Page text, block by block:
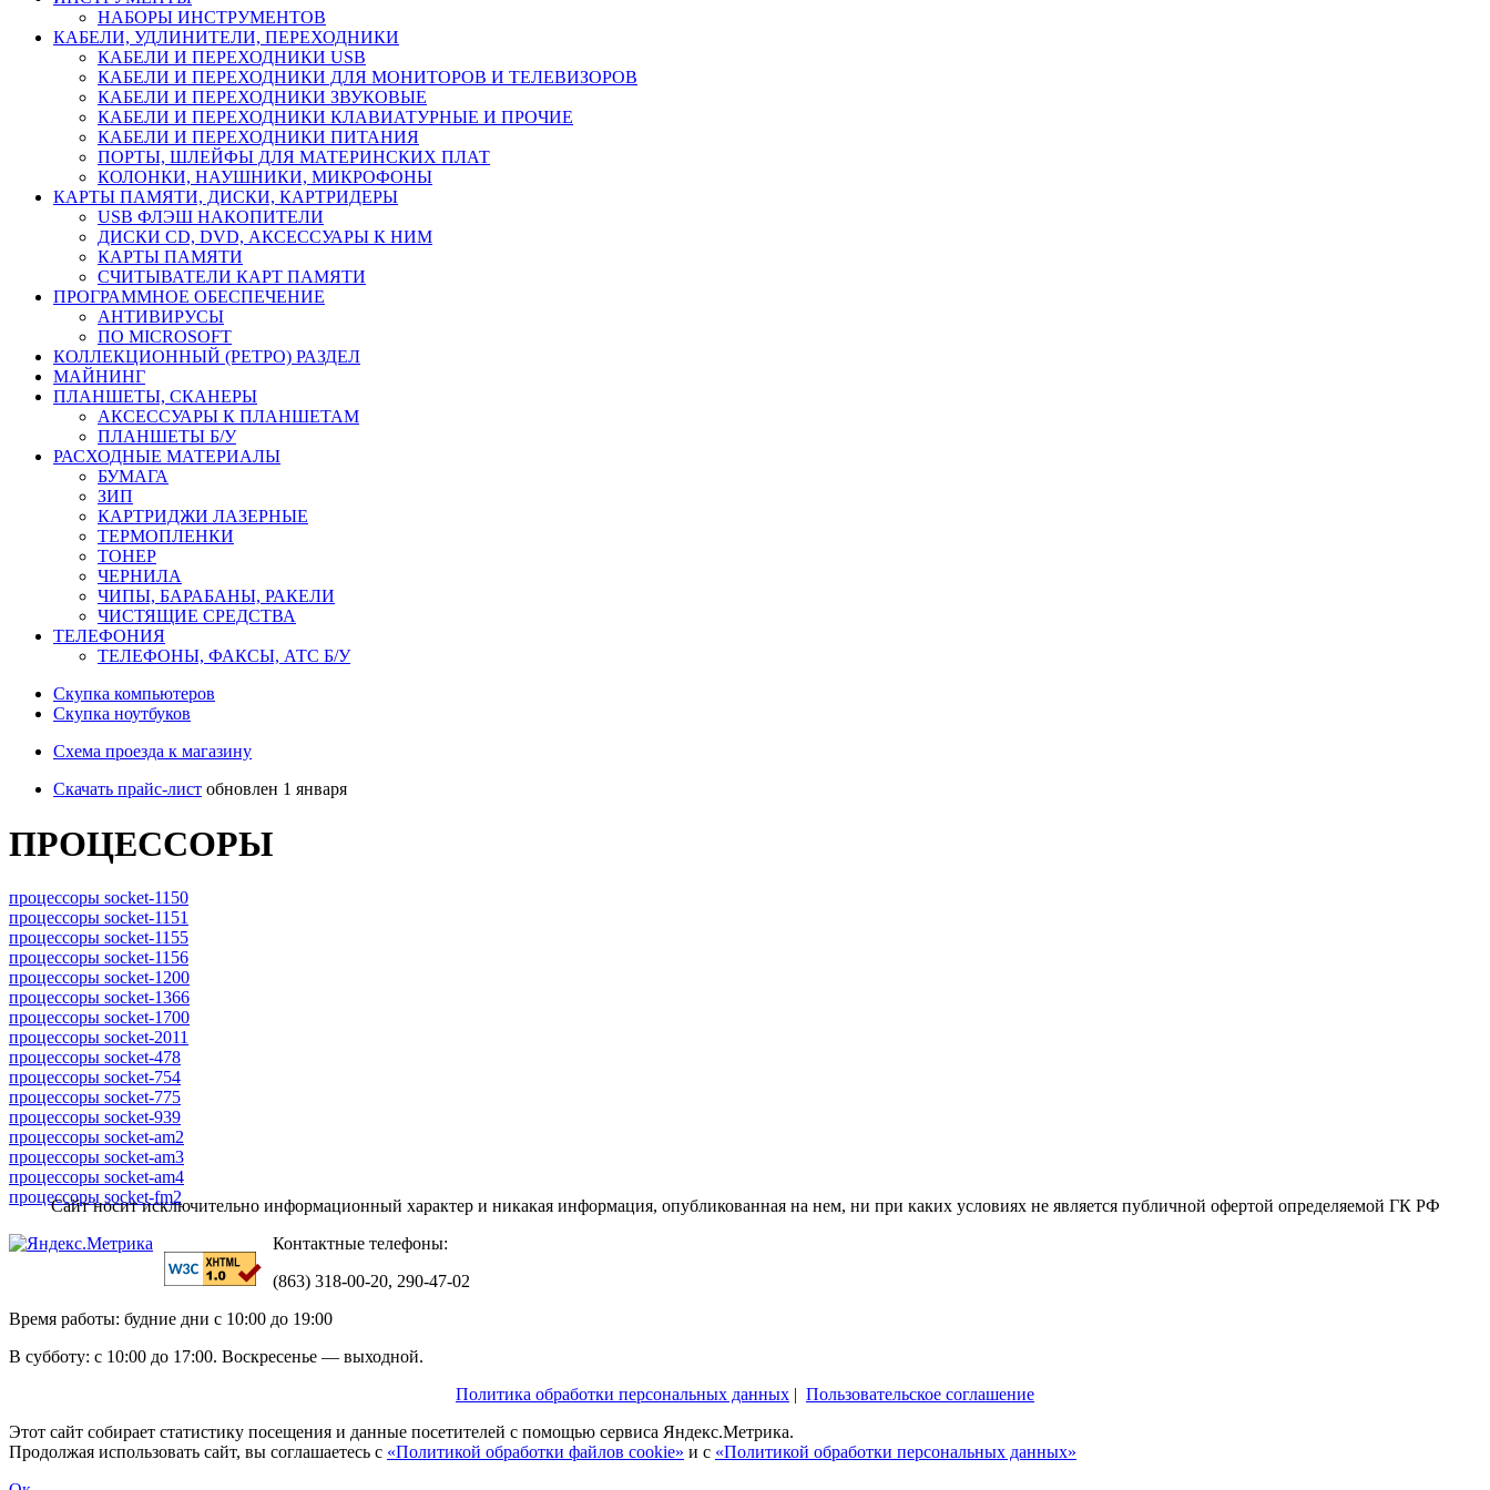
НАБОРЫ ИНСТРУМЕНТОВ
КАБЕЛИ, УДЛИНИТЕЛИ, ПЕРЕХОДНИКИ
КАБЕЛИ И ПЕРЕХОДНИКИ USB
КАБЕЛИ И ПЕРЕХОДНИКИ ДЛЯ МОНИТОРОВ И ТЕЛЕВИЗОРОВ
КАБЕЛИ И ПЕРЕХОДНИКИ ЗВУКОВЫЕ
КАБЕЛИ И ПЕРЕХОДНИКИ КЛАВИАТУРНЫЕ И ПРОЧИЕ
КАБЕЛИ И ПЕРЕХОДНИКИ ПИТАНИЯ
ПОРТЫ, ШЛЕЙФЫ ДЛЯ МАТЕРИНСКИХ ПЛАТ
КОЛОНКИ, НАУШНИКИ, МИКРОФОНЫ
КАРТЫ ПАМЯТИ, ДИСКИ, КАРТРИДЕРЫ
USB ФЛЭШ НАКОПИТЕЛИ
ДИСКИ CD, DVD, АКСЕССУАРЫ К НИМ
КАРТЫ ПАМЯТИ
СЧИТЫВАТЕЛИ КАРТ ПАМЯТИ
ПРОГРАММНОЕ ОБЕСПЕЧЕНИЕ
АНТИВИРУСЫ
ПО MICROSOFT
КОЛЛЕКЦИОННЫЙ (РЕТРО) РАЗДЕЛ
МАЙНИНГ
ПЛАНШЕТЫ, СКАНЕРЫ
АКСЕССУАРЫ К ПЛАНШЕТАМ
ПЛАНШЕТЫ Б/У
РАСХОДНЫЕ МАТЕРИАЛЫ
БУМАГА
ЗИП
КАРТРИДЖИ ЛАЗЕРНЫЕ
ТЕРМОПЛЕНКИ
ТОНЕР
ЧЕРНИЛА
ЧИПЫ, БАРАБАНЫ, РАКЕЛИ
ЧИСТЯЩИЕ СРЕДСТВА
ТЕЛЕФОНИЯ
ТЕЛЕФОНЫ, ФАКСЫ, АТС Б/У
Скупка компьютеров
Cкупка ноутбуков
Схема проезда к магазину
Скачать прайс-лист обновлен 1 января
ПРОЦЕССОРЫ
процессоры socket-1150
процессоры socket-1151
процессоры socket-1155
процессоры socket-1156
процессоры socket-1200
процессоры socket-1366
процессоры socket-1700
процессоры socket-2011
процессоры socket-478
процессоры socket-754
процессоры socket-775
процессоры socket-939
процессоры socket-am2
процессоры socket-am3
процессоры socket-am4
процессоры socket-fm2
Сайт носит исключительно информационный характер и никакая информация, опубликованная на нем, ни при каких условиях не является публичной офертой определяемой ГК РФ
Контактные телефоны:
(863) 318-00-20, 290-47-02
Время работы: будние дни с 10:00 до 19:00
В субботу: с 10:00 до 17:00. Воскресенье — выходной.
Политика обработки персональных данных | Пользовательское соглашение
Этот сайт собирает статистику посещения и данные посетителей c помощью сервиса Яндекс.Метрика.
Продолжая использовать сайт, вы соглашаетесь с «Политикой обработки файлов cookie» и с «Политикой обработки персональных данных»